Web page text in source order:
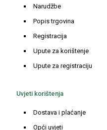
Narudžbe
Popis trgovina
Registracija
Upute za korištenje
Upute za registraciju
Uvjeti korištenja
Dostava i plaćanje
Opći uvjeti